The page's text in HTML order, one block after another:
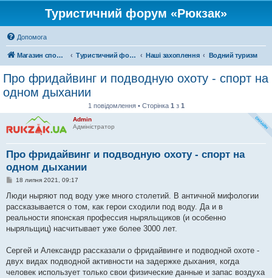
Туристичний форум «Рюкзак»
Допомога
Магазин спорядження Туристичний форум «Рюкзак» Наші захоплення Водний туризм
Про фридайвинг и подводную охоту - спорт на
одном дыхании
1 повідомлення • Сторінка 1 з 1
Admin
Адміністратор
Про фридайвинг и подводную охоту - спорт на
одном дыхании
П
в
д
о
л
н
я
18 липня 2021, 09:17
Люди ныряют под воду уже много столетий. В античной мифологии
рассказывается о том, как герои сходили под воду. Да и в
реальности японская профессия ныряльщиков (и особенно
ныряльщиц) насчитывает уже более 3000 лет.
Сергей и Александр рассказали о фридайвинге и подводной охоте -
двух видах подводной активности на задержке дыхания, когда
человек использует только свои физические данные и запас воздуха